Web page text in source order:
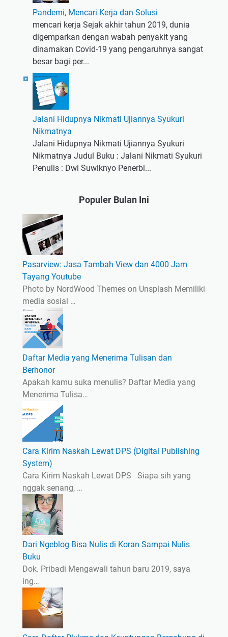
Pandemi, Mencari Kerja dan Solusi
mencari kerja Sejak akhir tahun 2019, dunia
digemparkan dengan wabah penyakit yang
dinamakan Covid-19 yang pengaruhnya sangat
besar bagi per...
Jalani Hidupnya Nikmati Ujiannya Syukuri
Nikmatnya
Jalani Hidupnya Nikmati Ujiannya Syukuri
Nikmatnya Judul Buku : Jalani Nikmati Syukuri
Penulis : Dwi Suwiknyo Penerbi...
Populer Bulan Ini
Pasarview: Jasa Tambah View dan 4000 Jam
Tayang Youtube
Photo by NordWood Themes on Unsplash Memiliki
media sosial …
Daftar Media yang Menerima Tulisan dan
Berhonor
Apakah kamu suka menulis? Daftar Media yang
Menerima Tulisa…
Cara Kirim Naskah Lewat DPS (Digital Publishing
System)
Cara Kirim Naskah Lewat DPS Siapa sih yang
nggak senang, …
Dari Ngeblog Bisa Nulis di Koran Sampai Nulis
Buku
Dok. Pribadi Mengawali tahun baru 2019, saya
ing…